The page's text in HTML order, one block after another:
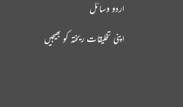
اردو وسائل
اپنی تخلیقات ریختہ کو بھیجیں